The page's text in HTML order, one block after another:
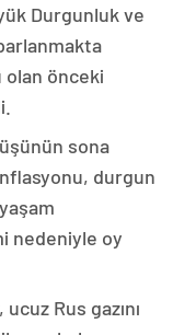
Durgunluk ve
olan önceki
sona
durgun
nedeniyle oy
Rus gazını